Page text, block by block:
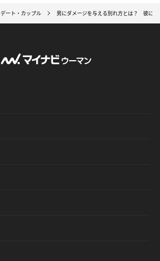
デート・カップル 男にダメージを与える別れ方とは？ 彼に未